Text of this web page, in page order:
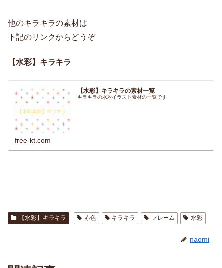
他のキラキラの素材は
下記のリンクからどうぞ
【水彩】キラキラ
【水彩】キラキラの素材一覧
キラキラの水彩イラスト素材の一覧です
free-kt.com
【水彩】キラキラ 赤色 キラキラ フレーム 水彩
naomi